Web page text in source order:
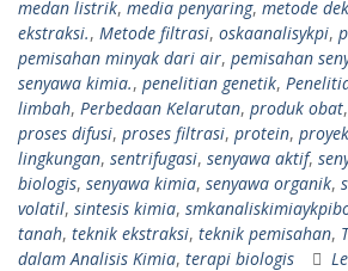
medan listrik, media penyaring, metode
ekstraksi., Metode filtrasi, oskaanalisykpi,
pemisahan minyak dari air, pemisahan
senyawa kimia., penelitian genetik,
limbah, Perbedaan Kelarutan, produk obat,
proses difusi, proses filtrasi, protein,
lingkungan, sentrifugasi, senyawa aktif,
biologis, senyawa kimia, senyawa organik,
volatil, sintesis kimia,
tanah, teknik ekstraksi, teknik pemisahan,
dalam Analisis Kimia, terapi biologis